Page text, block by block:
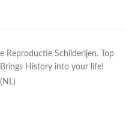
Reproductie Schilderijen. Top
History into your life!